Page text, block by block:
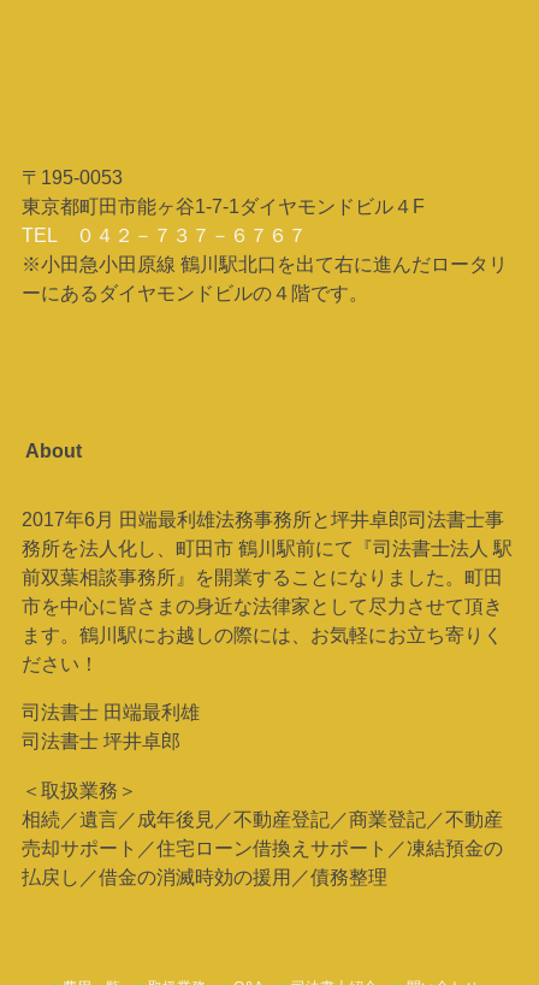
〒195-0053
東京都町田市能ヶ谷1-7-1ダイヤモンドビル４F
TEL ０４２－７３７－６７６７
※小田急小田原線 鶴川駅北口を出て右に進んだロータリ
ーにあるダイヤモンドビルの４階です。
About
2017年6月 田端最利雄法務事務所と坪井卓郎司法書士事
務所を法人化し、町田市 鶴川駅前にて『司法書士法人 駅
前双葉相談事務所』を開業することになりました。町田
市を中心に皆さまの身近な法律家として尽力させて頂き
ます。鶴川駅にお越しの際には、お気軽にお立ち寄りく
ださい！
司法書士 田端最利雄
司法書士 坪井卓郎
＜取扱業務＞
相続／遺言／成年後見／不動産登記／商業登記／不動産
売却サポート／住宅ローン借換えサポート／凍結預金の
払戻し／借金の消滅時効の援用／債務整理